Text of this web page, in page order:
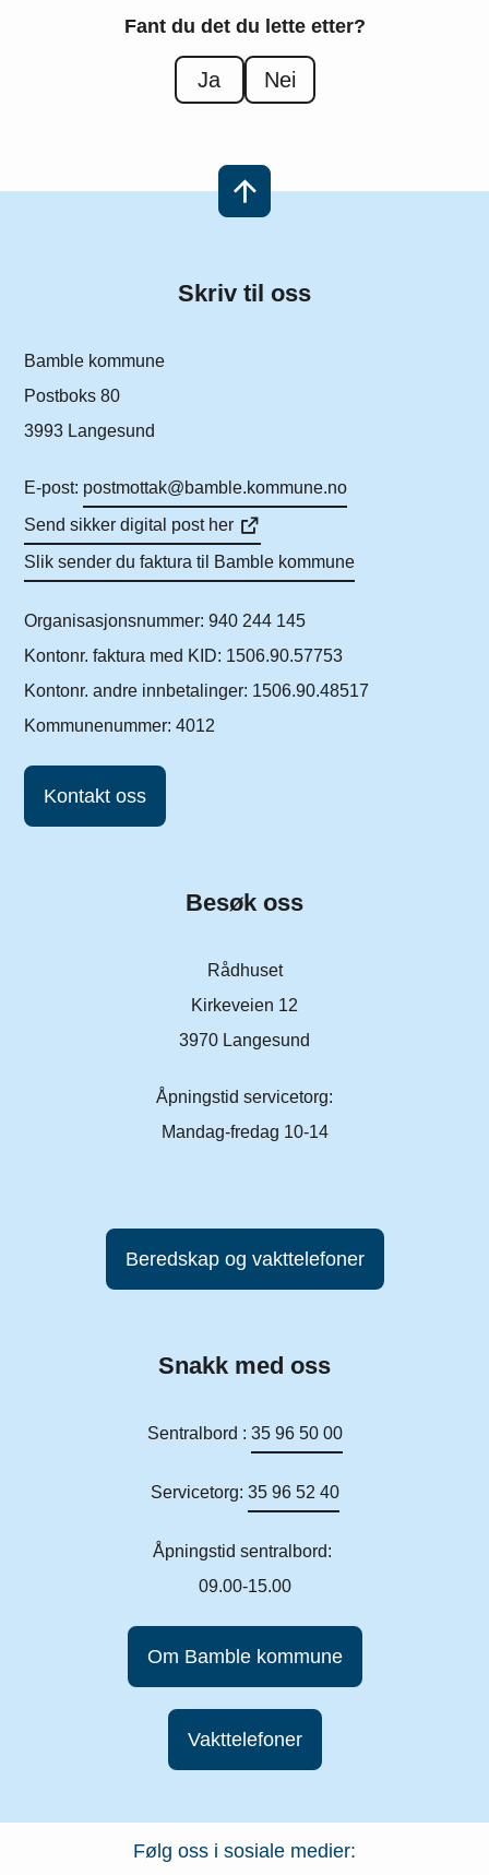
Fant du det du lette etter?
Ja Nei
Skriv til oss
Bamble kommune
Postboks 80
3993 Langesund
E-post: postmottak@bamble.kommune.no
Send sikker digital post her
Slik sender du faktura til Bamble kommune
Organisasjonsnummer: 940 244 145
Kontonr. faktura med KID: 1506.90.57753
Kontonr. andre innbetalinger: 1506.90.48517
Kommunenummer: 4012
Kontakt oss
Besøk oss
Rådhuset
Kirkeveien 12
3970 Langesund
Åpningstid servicetorg:
Mandag-fredag 10-14
Beredskap og vakttelefoner
Snakk med oss
Sentralbord : 35 96 50 00
Servicetorg: 35 96 52 40
Åpningstid sentralbord:
09.00-15.00
Om Bamble kommune
Vakttelefoner
Følg oss i sosiale medier: